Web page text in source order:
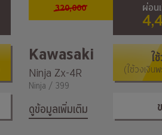
320,000 ผ่อน
Kawasaki
Ninja Zx-4R
Ninja / 399
ดูข้อมูลเพิ่มเติม
ใ
(ใช้วงเงิน